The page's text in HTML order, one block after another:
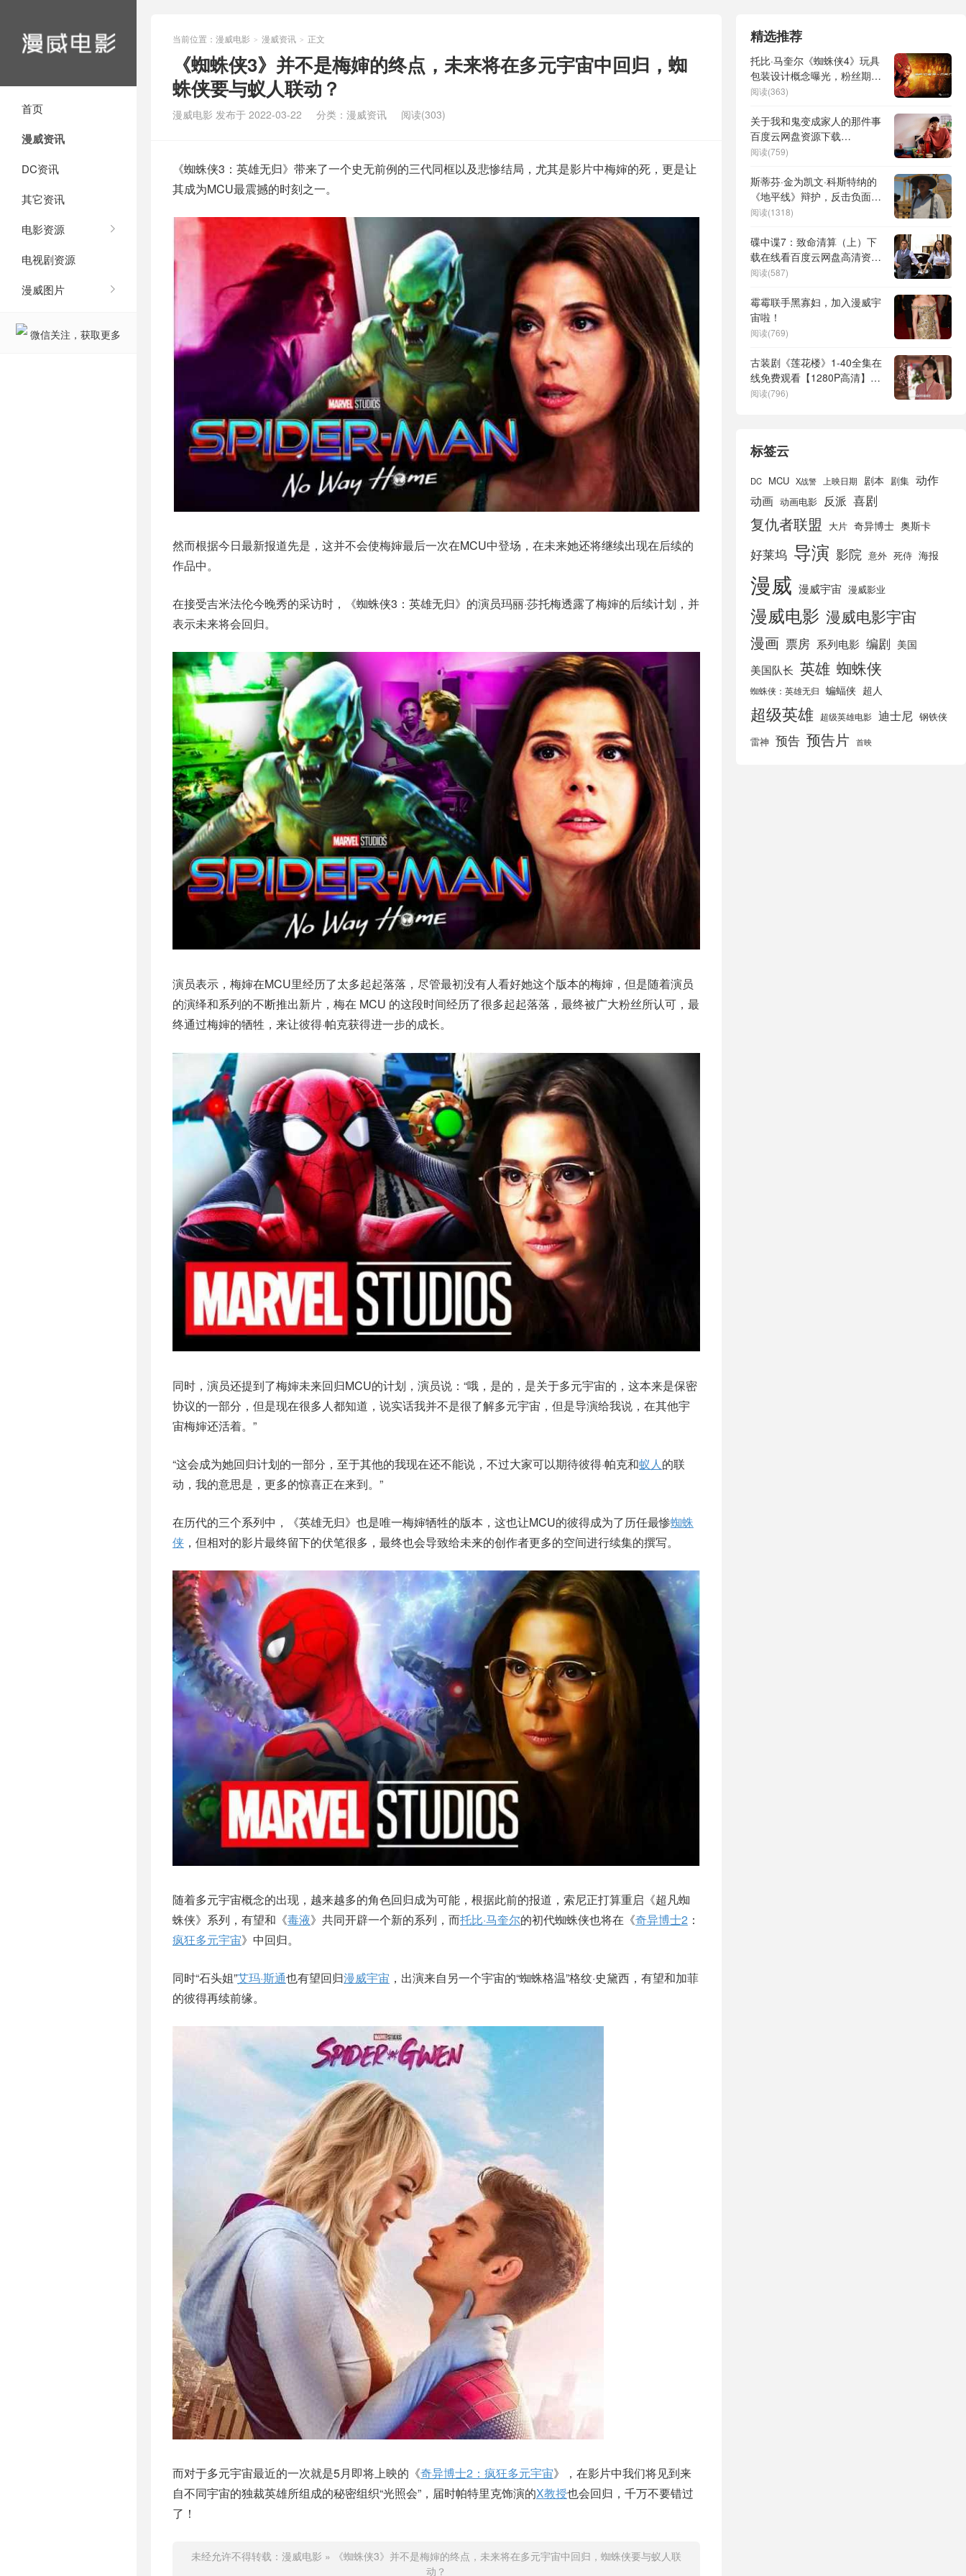
首页
漫威资讯
DC资讯
其它资讯
电影资源
电视剧资源
漫威图片
微信关注，获取更多
当前位置： 漫威电影 > 漫威资讯 > 正文
《蜘蛛侠3》并不是梅婶的终点，未来将在多元宇宙中回归，蜘
蛛侠要与蚁人联动？
漫威电影 发布于 2022-03-22 分类： 漫威资讯 阅读(303)
《蜘蛛侠3：英雄无归》带来了一个史无前例的三代同框以及悲惨结局，尤其是影片中梅婶的死，更是让
其成为MCU最震撼的时刻之一。
然而根据今日最新报道先是，这并不会使梅婶最后一次在MCU中登场，在未来她还将继续出现在后续的
作品中。
在接受吉米法伦今晚秀的采访时，《蜘蛛侠3：英雄无归》的演员玛丽·莎托梅透露了梅婶的后续计划，并
表示未来将会回归。
演员表示，梅婶在MCU里经历了太多起起落落，尽管最初没有人看好她这个版本的梅婶，但是随着演员
的演绎和系列的不断推出新片，梅在 MCU 的这段时间经历了很多起起落落，最终被广大粉丝所认可，最
终通过梅婶的牺牲，来让彼得·帕克获得进一步的成长。
同时，演员还提到了梅婶未来回归MCU的计划，演员说：“哦，是的，是关于多元宇宙的，这本来是保密
协议的一部分，但是现在很多人都知道，说实话我并不是很了解多元宇宙，但是导演给我说，在其他宇
宙梅婶还活着。”
“这会成为她回归计划的一部分，至于其他的我现在还不能说，不过大家可以期待彼得·帕克和蚁人 的联
动，我的意思是，更多的惊喜正在来到。”
在历代的三个系列中，《英雄无归》也是唯一梅婶牺牲的版本，这也让MCU的彼得成为了历任最惨蜘蛛
侠 ，但相对的影片最终留下的伏笔很多，最终也会导致给未来的创作者更多的空间进行续集的撰写。
随着多元宇宙概念的出现，越来越多的角色回归成为可能，根据此前的报道，索尼正打算重启《超凡蜘
蛛侠》系列，有望和《毒液》共同开辟一个新的系列，而托比·马奎尔的初代蜘蛛侠也将在《奇异博士2 ：
疯狂多元宇宙》中回归。
同时“石头姐”艾玛·斯通也有望回归漫威宇宙 ，出演来自另一个宇宙的“蜘蛛格温”格纹·史黛西，有望和加菲
的彼得再续前缘。
而对于多元宇宙最近的一次就是5月即将上映的《奇异博士2：疯狂多元宇宙》，在影片中我们将见到来
自不同宇宙的独裁英雄所组成的秘密组织“光照会”，届时帕特里克饰演的X教授也会回归，千万不要错过
了！
未经允许不得转载： 漫威电影 »
《蜘蛛侠3》并不是梅婶的终点，未来将在多元宇宙中回归，蜘蛛侠要与蚁人联
动？
精选推荐
托比·马奎尔《蜘蛛侠4》玩具
包装设计概念曝光，粉丝期待
再度回归
阅读(363)
关于我和鬼变成家人的那件事
百度云网盘资源下载
【BD1080P/3.9G-MKV高
阅读(759)
斯蒂芬·金为凯文·科斯特纳的
《地平线》辩护，反击负面反
响，点名漫威与系列电影
阅读(1318)
碟中谍7：致命清算（上）下
载在线看百度云网盘高清资源
版本「BD1080P/3.4G-MP4」
阅读(587)
霉霉联手黑寡妇，加入漫威宇
宙啦！
阅读(769)
古装剧《莲花楼》1-40全集在
线免费观看【1280P高清】百
度云网盘资源下载
阅读(796)
标签云
DC MCU X战警 上映日期 剧本 剧集 动作
动画 动画电影 反派 喜剧
复仇者联盟 大片 奇异博士 奥斯卡
好莱坞 导演 影院 意外 死侍 海报
漫威 漫威宇宙 漫威影业
漫威电影 漫威电影宇宙
漫画 票房 系列电影 编剧 美国
美国队长 英雄 蜘蛛侠
蜘蛛侠：英雄无归 蝙蝠侠 超人
超级英雄 超级英雄电影 迪士尼 钢铁侠
雷神 预告 预告片 首映